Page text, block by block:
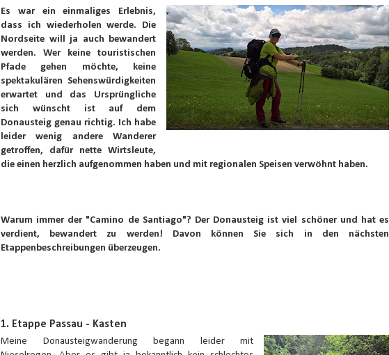
Es war ein einmaliges Erlebnis,
dass ich wiederholen werde. Die
Nordseite will ja auch bewandert
werden. Wer keine touristischen
Pfade gehen möchte, keine
spektakulären Sehenswürdigkeiten
erwartet und das Ursprüngliche
sich wünscht ist auf dem
Donausteig genau richtig. Ich habe
leider wenig andere Wanderer
getroffen, dafür nette Wirtsleute,
die einen herzlich aufgenommen haben und mit regionalen Speisen verwöhnt haben.
Warum immer der "Camino de Santiago"? Der Donausteig ist viel schöner und hat es
verdient, bewandert zu werden! Davon können Sie sich in den nächsten
Etappenbeschreibungen überzeugen.
1. Etappe Passau - Kasten
Meine Donausteigwanderung begann leider mit